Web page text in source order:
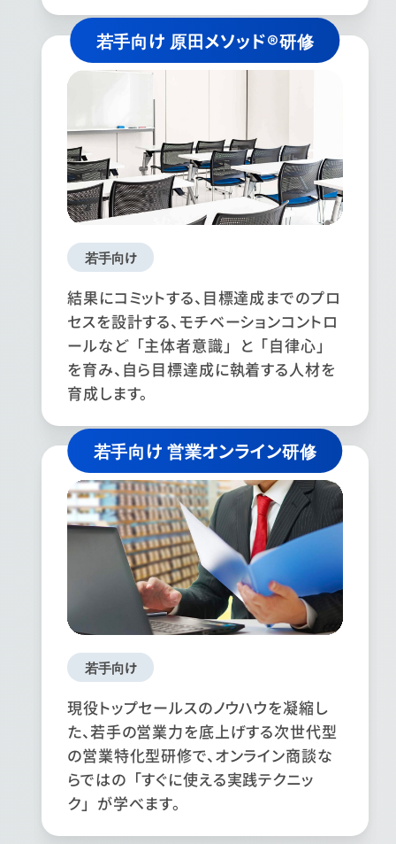
若手向け 原田メソッド®研修
若手向け
結果にコミットする、目標達成までのプロ
セスを設計する、モチベーションコントロ
ールなど「主体者意識」と「自律心」
を育み、自ら目標達成に執着する人材を
育成します。
若手向け 営業オンライン研修
若手向け
現役トップセールスのノウハウを凝縮し
た、若手の営業力を底上げする次世代型
の営業特化型研修で、オンライン商談な
らではの「すぐに使える実践テクニッ
ク」が学べます。